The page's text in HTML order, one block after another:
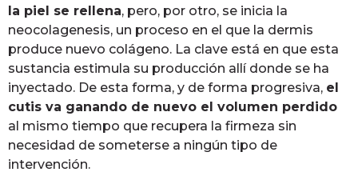
la piel se rellena, pero, por otro, se inicia la
neocolagenesis, un proceso en el que la dermis
produce nuevo colágeno. La clave está en que esta
sustancia estimula su producción allí donde se ha
inyectado. De esta forma, y de forma progresiva, el
cutis va ganando de nuevo el volumen perdido
al mismo tiempo que recupera la firmeza sin
necesidad de someterse a ningún tipo de
intervención.